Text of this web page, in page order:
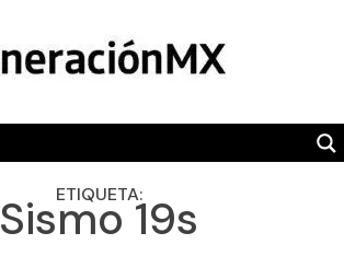
POLÍTICA
CAMALEÓN
OPINIÓN
ETIQUETA:
Sismo 19s